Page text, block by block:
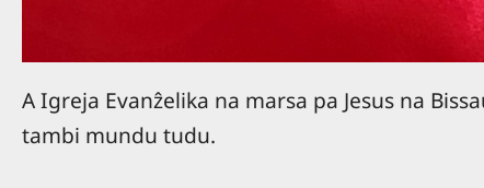
A Igreja Evanẑelika na marsa pa Jesus na
tambi mundu tudu.